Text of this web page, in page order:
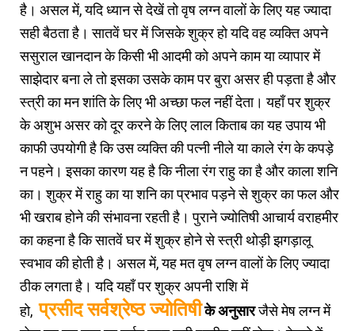
है। असल में, यदि ध्यान से देखें तो वृष लग्न वालों के लिए यह ज्यादा
सही बैठता है। सातवें घर में जिसके शुक्र हो यदि वह व्यक्ति अपने
ससुराल खानदान के किसी भी आदमी को अपने काम या व्यापार में
साझेदार बना ले तो इसका उसके काम पर बुरा असर ही पड़ता है और
स्त्री का मन शांति के लिए भी अच्छा फल नहीं देता। यहाँ पर शुक्र
के अशुभ असर को दूर करने के लिए लाल किताब का यह उपाय भी
काफी उपयोगी है कि उस व्यक्ति की पत्नी नीले या काले रंग के कपड़े
न पहने। इसका कारण यह है कि नीला रंग राहु का है और काला शनि
का। शुक्र में राहु का या शनि का प्रभाव पड़ने से शुक्र का फल और
भी खराब होने की संभावना रहती है। पुराने ज्योतिषी आचार्य वराहमीर
का कहना है कि सातवें घर में शुक्र होने से स्त्री थोड़ी झगड़ालू
स्वभाव की होती है। असल में, यह मत वृष लग्न वालों के लिए ज्यादा
ठीक लगता है। यदि यहाँ पर शुक्र अपनी राशि में
हो, प्रसीद सर्वश्रेष्ठ ज्योतिषीके अनुसारजैसे मेष लग्न में